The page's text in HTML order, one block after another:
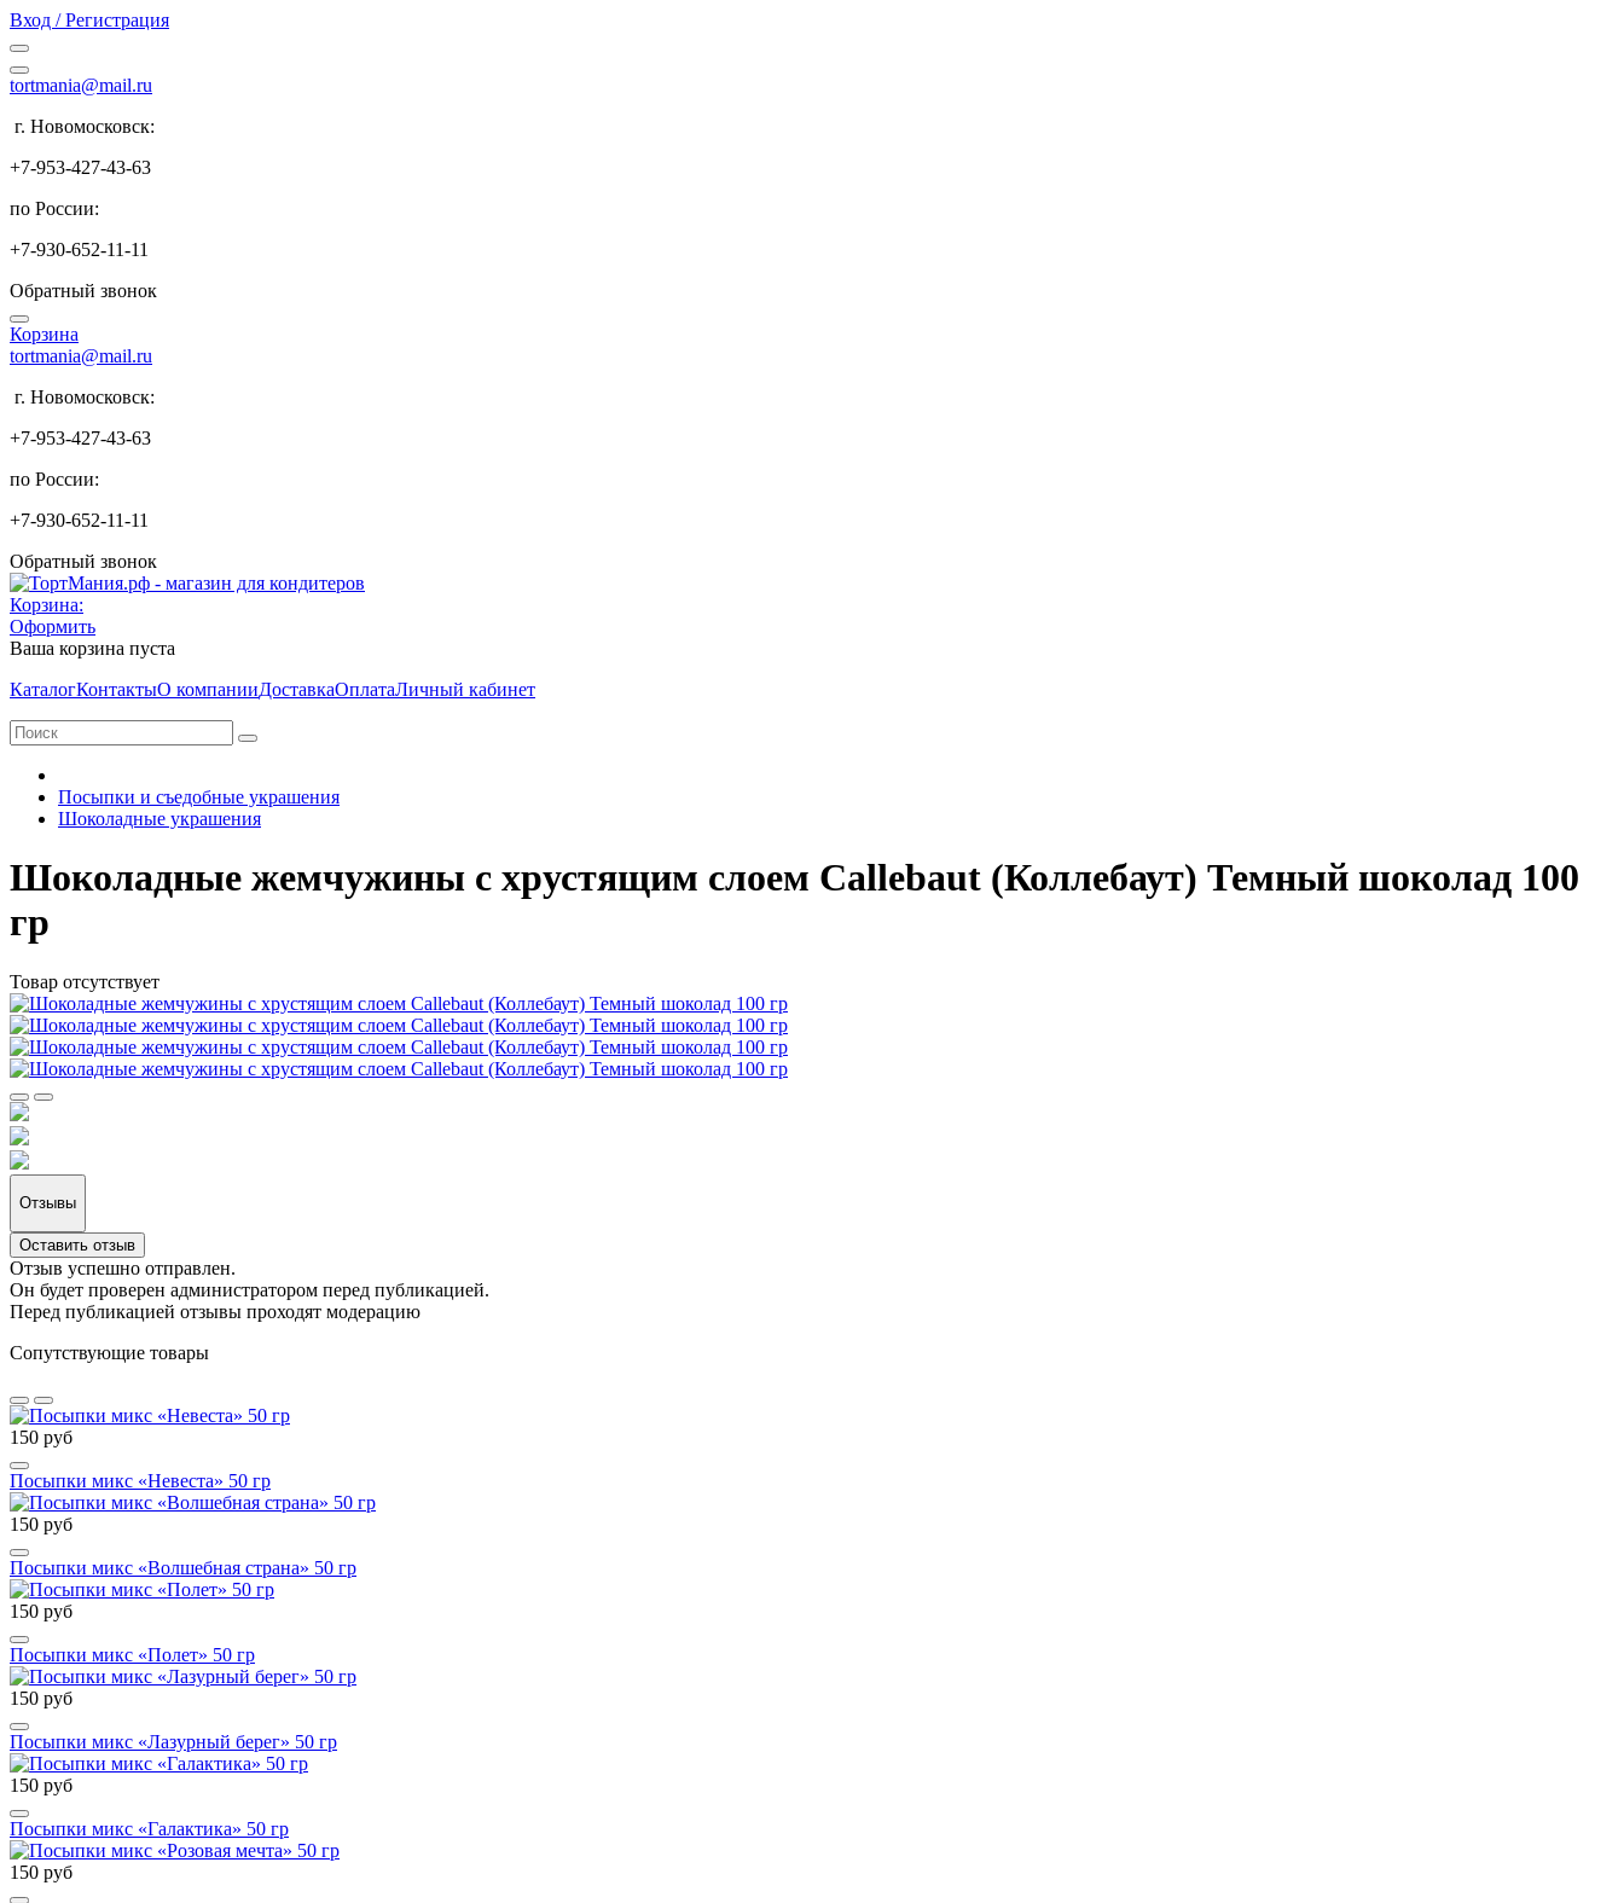
Вход / Регистрация
tortmania@mail.ru
г. Новомосковск:
+7-953-427-43-63
по России:
+7-930-652-11-11
Обратный звонок
Корзина
tortmania@mail.ru
г. Новомосковск:
+7-953-427-43-63
по России:
+7-930-652-11-11
Обратный звонок
Корзина:
Оформить
Ваша корзина пуста
КаталогКонтактыО компанииДоставкаОплатаЛичный кабинет
Посыпки и съедобные украшения
Шоколадные украшения
Шоколадные жемчужины с хрустящим слоем Callebaut (Коллебаут) Темный шоколад 100
гр
Товар отсутствует
Отзывы
Оставить отзыв
Отзыв успешно отправлен.
Он будет проверен администратором перед публикацией.
Перед публикацией отзывы проходят модерацию
Сопутствующие товары
150 руб
Посыпки микс «Невеста» 50 гр
150 руб
Посыпки микс «Волшебная страна» 50 гр
150 руб
Посыпки микс «Полет» 50 гр
150 руб
Посыпки микс «Лазурный берег» 50 гр
150 руб
Посыпки микс «Галактика» 50 гр
150 руб